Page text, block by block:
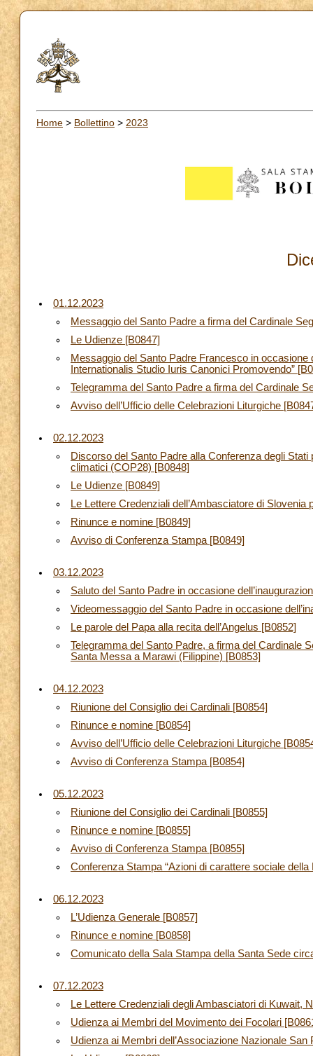
Home > Bollettino > 2023
01.12.2023
Messaggio del Santo Padre a firma del Cardinale
Le Udienze [B0847]
Messaggio del Santo Padre Francesco in occasione
Internationalis Studio Iuris Canonici Promovendo”
Telegramma del Santo Padre a firma del Cardinale
Avviso dell’Ufficio delle Celebrazioni Liturgiche
02.12.2023
Discorso del Santo Padre alla Conferenza degli
climatici (COP28) [B0848]
Le Udienze [B0849]
Le Lettere Credenziali dell’Ambasciatore di
Rinunce e nomine [B0849]
Avviso di Conferenza Stampa [B0849]
03.12.2023
Saluto del Santo Padre in occasione
Videomessaggio del Santo Padre in occasione
Le parole del Papa alla recita dell’Angelus [B0852]
Telegramma del Santo Padre, a firma del Cardinale
Santa Messa a Marawi (Filippine) [B0853]
04.12.2023
Riunione del Consiglio dei Cardinali [B0854]
Rinunce e nomine [B0854]
Avviso dell’Ufficio delle Celebrazioni Liturgiche
Avviso di Conferenza Stampa [B0854]
05.12.2023
Riunione del Consiglio dei Cardinali [B0855]
Rinunce e nomine [B0855]
Avviso di Conferenza Stampa [B0855]
Conferenza Stampa “Azioni di carattere sociale
06.12.2023
L’Udienza Generale [B0857]
Rinunce e nomine [B0858]
Comunicato della Sala Stampa della Santa Sede
07.12.2023
Le Lettere Credenziali degli Ambasciatori di Kuwait,
Udienza ai Membri del Movimento dei Focolari
Udienza ai Membri dell’Associazione Nazionale San